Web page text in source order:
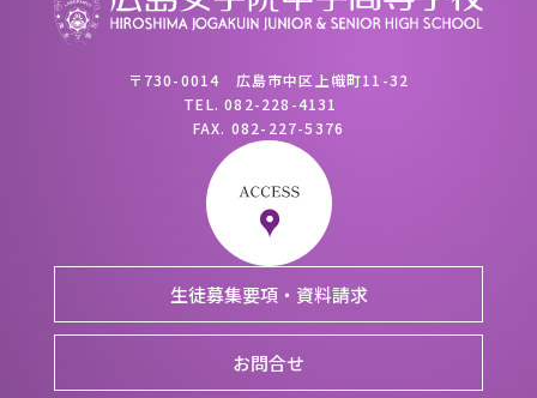
〒730-0014 広島市中区上幟町11-32
TEL.082-228-4131
FAX. 082-227-5376
生徒募集要項・資料請求
お問合せ